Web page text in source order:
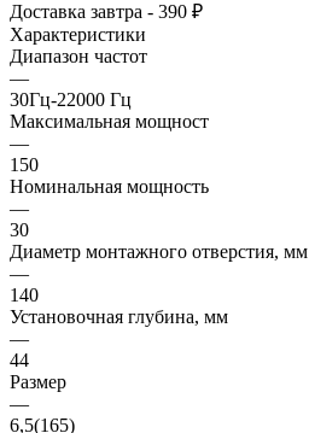
Доставка завтра - 390 ₽
Характеристики
Диапазон частот
—
30Гц-22000 Гц
Максимальная мощност
—
150
Номинальная мощность
—
30
Диаметр монтажного отверстия, мм
—
140
Установочная глубина, мм
—
44
Размер
—
6,5(165)